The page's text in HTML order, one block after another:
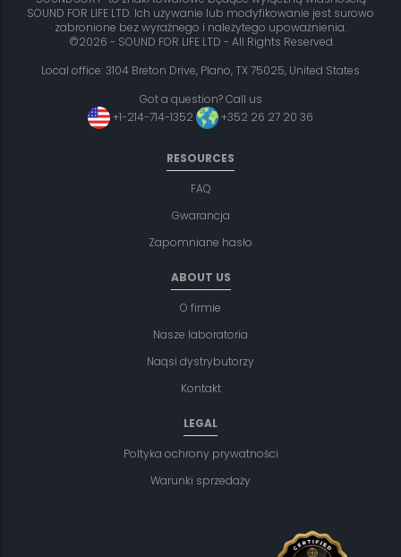
SOUND FOR LIFE LTD. Ich używanie lub modyfikowanie jest surowo
zabronione bez wyraźnego i należytego upoważnienia.
©2026 - SOUND FOR LIFE LTD - All Rights Reserved
Local office: 3104 Breton Drive, Plano, TX 75025, United States
Got a question? Call us
+1-214-714-1352
+352 26 27 20 36
RESOURCES
FAQ
Gwarancja
Zapomniane hasło
ABOUT US
O firmie
Nasze laboratoria
Naqsi dystrybutorzy
Kontakt
LEGAL
Poltyka ochrony prywatności
Warunki sprzedaży